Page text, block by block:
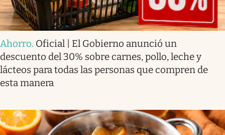
Ahorro. Oficial | El Gobierno anunció un
descuento del 30% sobre carnes, pollo, leche y
lácteos para todas las personas que compren de
esta manera